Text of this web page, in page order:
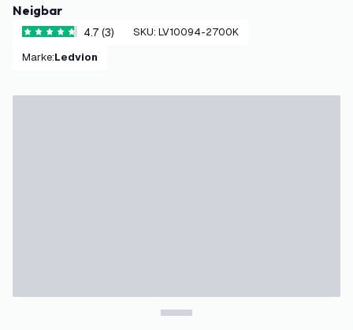
Neigbar
4.7 Bewertungssterne
4.7 (3) SKU: LV10094-2700K
Marke: Ledvion